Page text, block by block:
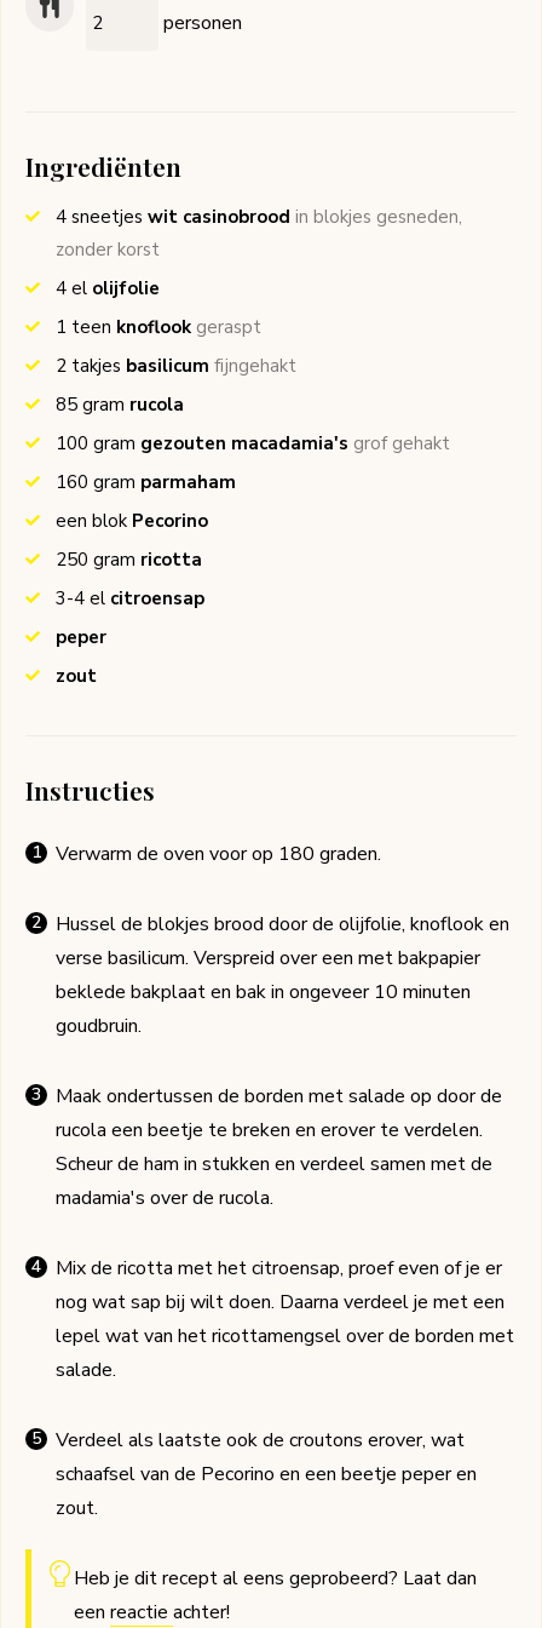
personen
Ingrediënten
4 sneetjes wit casinobrood in blokjes gesneden,
zonder korst
4 el olijfolie
1 teen knoflook geraspt
2 takjes basilicum fijngehakt
85 gram rucola
100 gram gezouten macadamia's grof gehakt
160 gram parmaham
een blok Pecorino
250 gram ricotta
3-4 el citroensap
peper
zout
Instructies
Verwarm de oven voor op 180 graden.
Hussel de blokjes brood door de olijfolie, knoflook en
verse basilicum. Verspreid over een met bakpapier
beklede bakplaat en bak in ongeveer 10 minuten
goudbruin.
Maak ondertussen de borden met salade op door de
rucola een beetje te breken en erover te verdelen.
Scheur de ham in stukken en verdeel samen met de
madamia's over de rucola.
Mix de ricotta met het citroensap, proef even of je er
nog wat sap bij wilt doen. Daarna verdeel je met een
lepel wat van het ricottamengsel over de borden met
salade.
Verdeel als laatste ook de croutons erover, wat
schaafsel van de Pecorino en een beetje peper en
zout.
Heb je dit recept al eens geprobeerd? Laat dan
een reactie achter!